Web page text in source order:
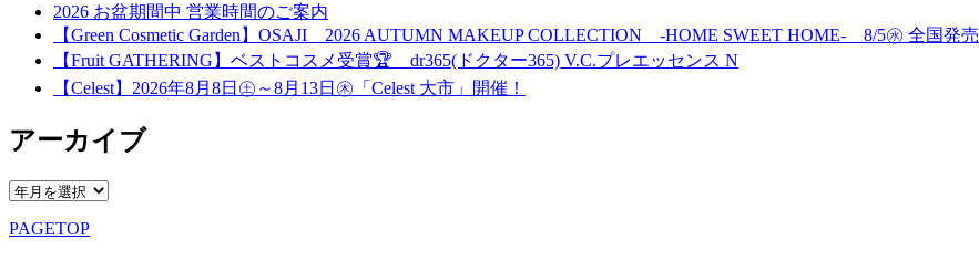
2026 お盆期間中 営業時間のご案内
【Green Cosmetic Garden】OSAJI 2026 AUTUMN MAKEUP COLLECTION -HOME SWEET HOME- 8/5㊌ 全国発売
【Fruit GATHERING】ベストコスメ受賞🏆 dr365(ドクター365) V.C.プレエッセンス N
【Celest】2026年8月8日㊏～8月13日㊍「Celest 大市」開催！
アーカイブ
PAGETOP